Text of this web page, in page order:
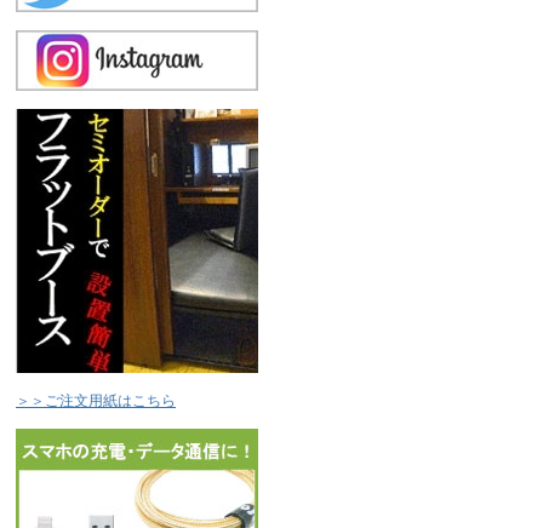
＞＞ご注文用紙はこちら